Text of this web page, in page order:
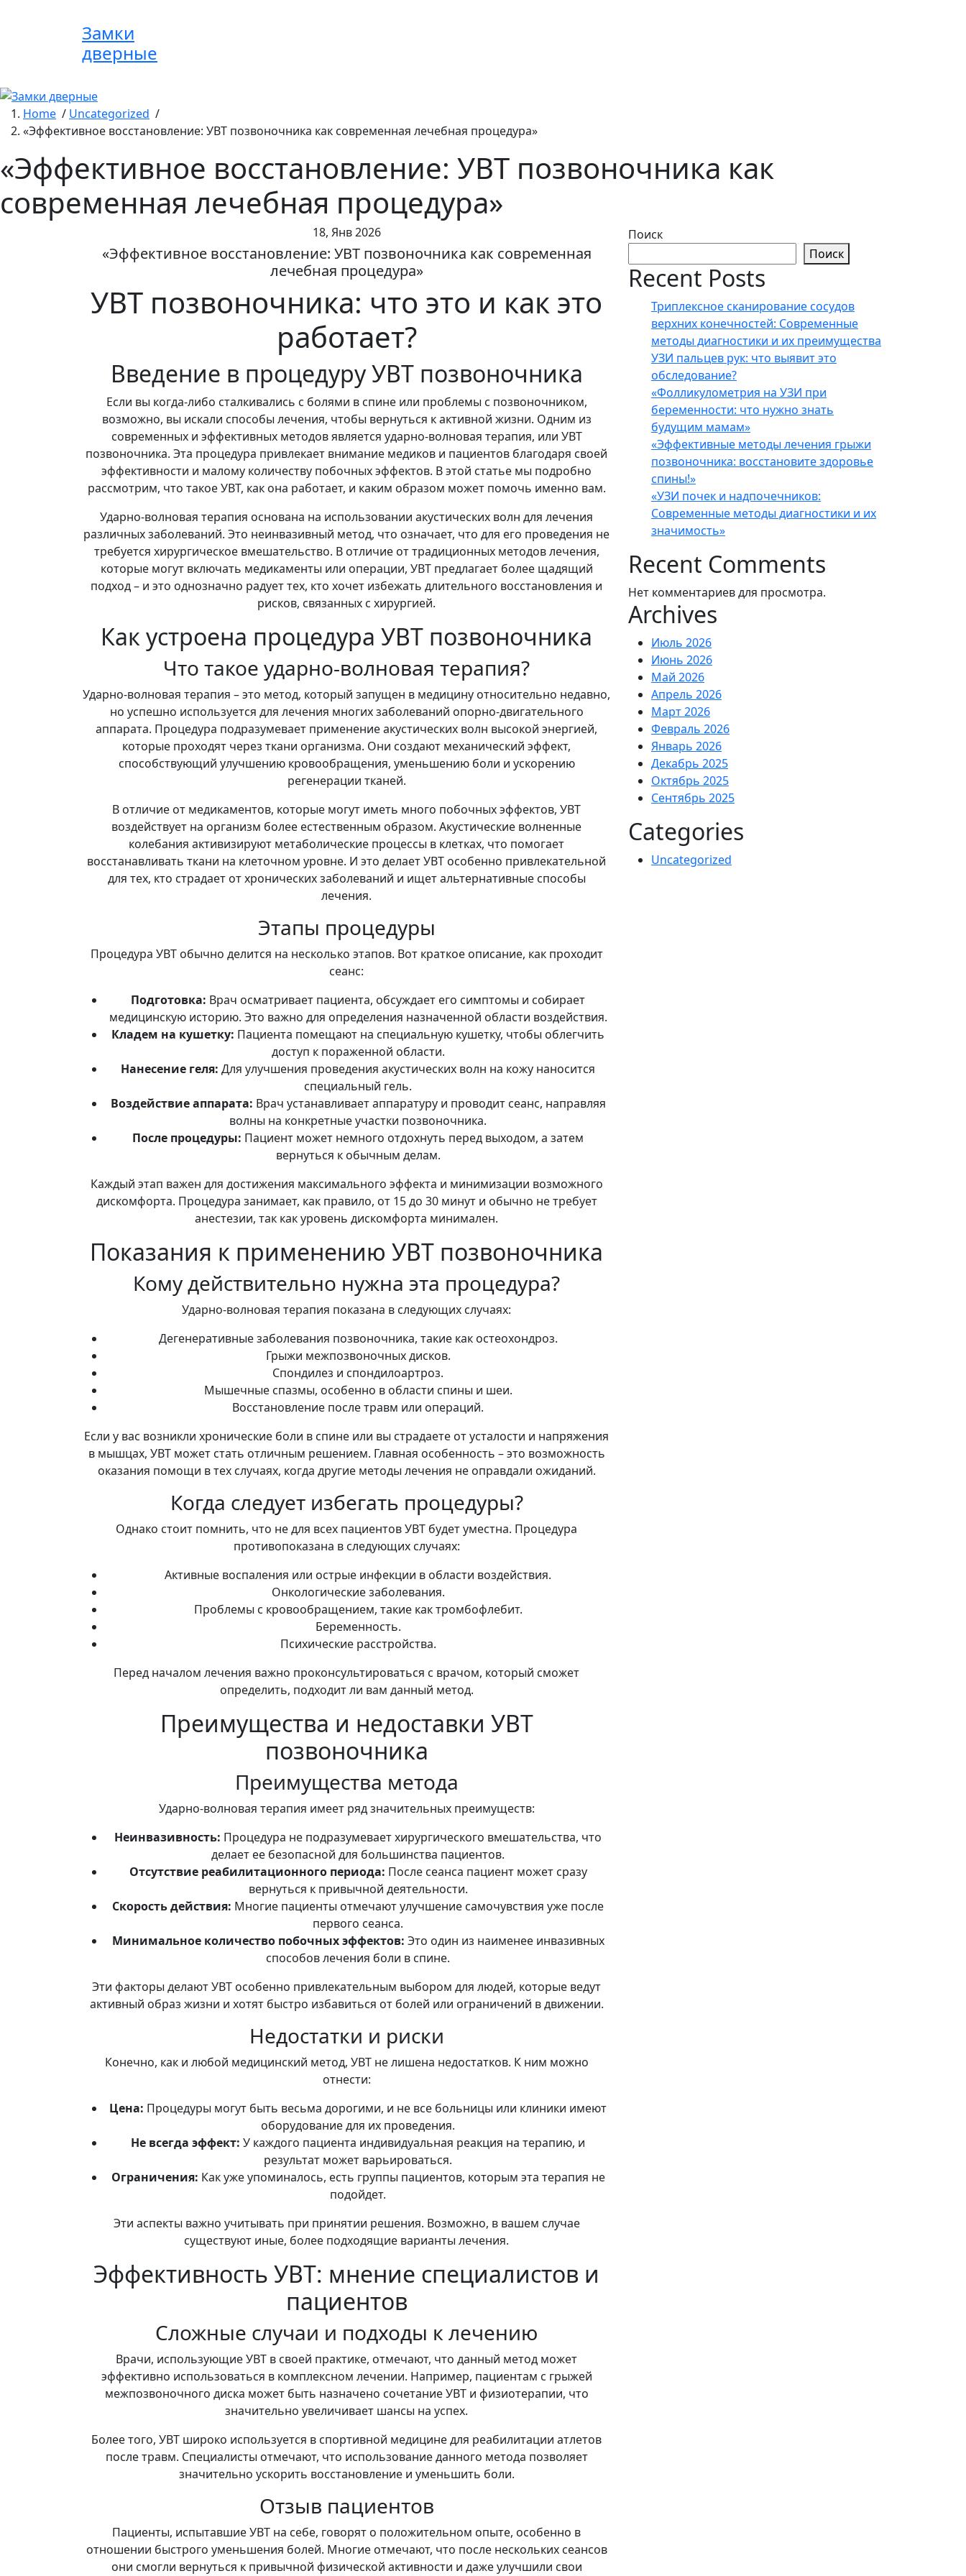
Замки
дверные
Home / Uncategorized /
«Эффективное восстановление: УВТ позвоночника как современная лечебная процедура»
«Эффективное восстановление: УВТ позвоночника как
современная лечебная процедура»
18, Янв 2026
«Эффективное восстановление: УВТ позвоночника как современная
лечебная процедура»
УВТ позвоночника: что это и как это
работает?
Введение в процедуру УВТ позвоночника
Если вы когда-либо сталкивались с болями в спине или проблемы с позвоночником,
возможно, вы искали способы лечения, чтобы вернуться к активной жизни. Одним из
современных и эффективных методов является ударно-волновая терапия, или УВТ
позвоночника. Эта процедура привлекает внимание медиков и пациентов благодаря своей
эффективности и малому количеству побочных эффектов. В этой статье мы подробно
рассмотрим, что такое УВТ, как она работает, и каким образом может помочь именно вам.
Ударно-волновая терапия основана на использовании акустических волн для лечения
различных заболеваний. Это неинвазивный метод, что означает, что для его проведения не
требуется хирургическое вмешательство. В отличие от традиционных методов лечения,
которые могут включать медикаменты или операции, УВТ предлагает более щадящий
подход – и это однозначно радует тех, кто хочет избежать длительного восстановления и
рисков, связанных с хирургией.
Как устроена процедура УВТ позвоночника
Что такое ударно-волновая терапия?
Ударно-волновая терапия – это метод, который запущен в медицину относительно недавно,
но успешно используется для лечения многих заболеваний опорно-двигательного
аппарата. Процедура подразумевает применение акустических волн высокой энергией,
которые проходят через ткани организма. Они создают механический эффект,
способствующий улучшению кровообращения, уменьшению боли и ускорению
регенерации тканей.
В отличие от медикаментов, которые могут иметь много побочных эффектов, УВТ
воздействует на организм более естественным образом. Акустические волненные
колебания активизируют метаболические процессы в клетках, что помогает
восстанавливать ткани на клеточном уровне. И это делает УВТ особенно привлекательной
для тех, кто страдает от хронических заболеваний и ищет альтернативные способы
лечения.
Этапы процедуры
Процедура УВТ обычно делится на несколько этапов. Вот краткое описание, как проходит
сеанс:
Подготовка: Врач осматривает пациента, обсуждает его симптомы и собирает
медицинскую историю. Это важно для определения назначенной области воздействия.
Кладем на кушетку: Пациента помещают на специальную кушетку, чтобы облегчить
доступ к пораженной области.
Нанесение геля: Для улучшения проведения акустических волн на кожу наносится
специальный гель.
Воздействие аппарата: Врач устанавливает аппаратуру и проводит сеанс, направляя
волны на конкретные участки позвоночника.
После процедуры: Пациент может немного отдохнуть перед выходом, а затем
вернуться к обычным делам.
Каждый этап важен для достижения максимального эффекта и минимизации возможного
дискомфорта. Процедура занимает, как правило, от 15 до 30 минут и обычно не требует
анестезии, так как уровень дискомфорта минимален.
Показания к применению УВТ позвоночника
Кому действительно нужна эта процедура?
Ударно-волновая терапия показана в следующих случаях:
Дегенеративные заболевания позвоночника, такие как остеохондроз.
Грыжи межпозвоночных дисков.
Спондилез и спондилоартроз.
Мышечные спазмы, особенно в области спины и шеи.
Восстановление после травм или операций.
Если у вас возникли хронические боли в спине или вы страдаете от усталости и напряжения
в мышцах, УВТ может стать отличным решением. Главная особенность – это возможность
оказания помощи в тех случаях, когда другие методы лечения не оправдали ожиданий.
Когда следует избегать процедуры?
Однако стоит помнить, что не для всех пациентов УВТ будет уместна. Процедура
противопоказана в следующих случаях:
Активные воспаления или острые инфекции в области воздействия.
Онкологические заболевания.
Проблемы с кровообращением, такие как тромбофлебит.
Беременность.
Психические расстройства.
Перед началом лечения важно проконсультироваться с врачом, который сможет
определить, подходит ли вам данный метод.
Преимущества и недоставки УВТ
позвоночника
Преимущества метода
Ударно-волновая терапия имеет ряд значительных преимуществ:
Неинвазивность: Процедура не подразумевает хирургического вмешательства, что
делает ее безопасной для большинства пациентов.
Отсутствие реабилитационного периода: После сеанса пациент может сразу
вернуться к привычной деятельности.
Скорость действия: Многие пациенты отмечают улучшение самочувствия уже после
первого сеанса.
Минимальное количество побочных эффектов: Это один из наименее инвазивных
способов лечения боли в спине.
Эти факторы делают УВТ особенно привлекательным выбором для людей, которые ведут
активный образ жизни и хотят быстро избавиться от болей или ограничений в движении.
Недостатки и риски
Конечно, как и любой медицинский метод, УВТ не лишена недостатков. К ним можно
отнести:
Цена: Процедуры могут быть весьма дорогими, и не все больницы или клиники имеют
оборудование для их проведения.
Не всегда эффект: У каждого пациента индивидуальная реакция на терапию, и
результат может варьироваться.
Ограничения: Как уже упоминалось, есть группы пациентов, которым эта терапия не
подойдет.
Эти аспекты важно учитывать при принятии решения. Возможно, в вашем случае
существуют иные, более подходящие варианты лечения.
Эффективность УВТ: мнение специалистов и
пациентов
Сложные случаи и подходы к лечению
Врачи, использующие УВТ в своей практике, отмечают, что данный метод может
эффективно использоваться в комплексном лечении. Например, пациентам с грыжей
межпозвоночного диска может быть назначено сочетание УВТ и физиотерапии, что
значительно увеличивает шансы на успех.
Более того, УВТ широко используется в спортивной медицине для реабилитации атлетов
после травм. Специалисты отмечают, что использование данного метода позволяет
значительно ускорить восстановление и уменьшить боли.
Отзыв пациентов
Пациенты, испытавшие УВТ на себе, говорят о положительном опыте, особенно в
отношении быстрого уменьшения болей. Многие отмечают, что после нескольких сеансов
они смогли вернуться к привычной физической активности и даже улучшили свои
Поиск
Поиск
Recent Posts
Триплексное сканирование сосудов
верхних конечностей: Современные
методы диагностики и их преимущества
УЗИ пальцев рук: что выявит это
обследование?
«Фолликулометрия на УЗИ при
беременности: что нужно знать
будущим мамам»
«Эффективные методы лечения грыжи
позвоночника: восстановите здоровье
спины!»
«УЗИ почек и надпочечников:
Современные методы диагностики и их
значимость»
Recent Comments
Нет комментариев для просмотра.
Archives
Июль 2026
Июнь 2026
Май 2026
Апрель 2026
Март 2026
Февраль 2026
Январь 2026
Декабрь 2025
Октябрь 2025
Сентябрь 2025
Categories
Uncategorized